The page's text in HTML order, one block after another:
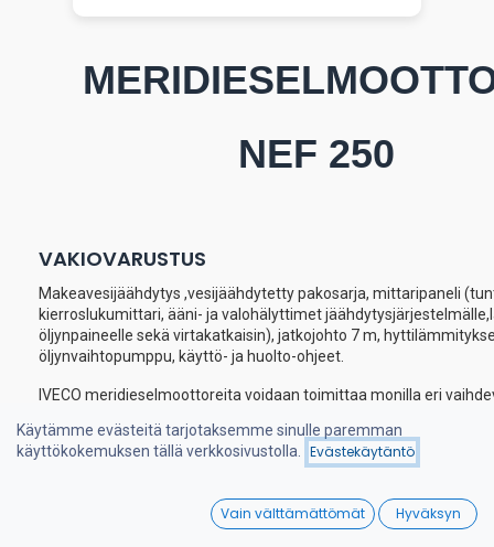
Wishlist
NEF 250
VAKIOVARUSTUS
Makeavesijäähdytys ,vesijäähdytetty pakosarja, mittaripaneli
kierroslukumittari, ääni- ja valohälyttimet
öljynpaineelle sekä virtakatkaisin), jatkojohto 7 m,
öljynvaihtopumppu, käyttö- ja huolto-ohjeet.
IVECO meridieselmoottoreita voidaan toimittaa monilla eri
Useimpia IVECO meridieselmoottoreita on saatavissa myös
Käytämme evästeitä tarjotaksemme sinulle paremman
käyttökokemuksen tällä verkkosivustolla.
Evästekäytäntö
Vain välttämättömät Hyväksyn